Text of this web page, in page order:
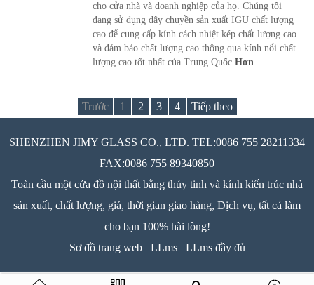
cho cửa nhà và doanh nghiệp của họ. Chúng tôi
đang sử dụng dây chuyền sản xuất IGU chất lượng
cao để cung cấp kính cách nhiệt kép chất lượng cao
và đảm bảo chất lượng cao thông qua kính nổi chất
lượng cao tốt nhất của Trung Quốc Hơn
Trước 1 2 3 4 Tiếp theo
SHENZHEN JIMY GLASS CO., LTD. TEL:0086 755 28211334
FAX:0086 755 89340850
Toàn cầu một cửa đồ nội thất bằng thủy tinh và kính kiến trúc nhà
sản xuất, chất lượng, giá, thời gian giao hàng, Dịch vụ, tất cả làm
cho bạn 100% hài lòng!
Sơ đồ trang web
LLms LLms đầy đủ